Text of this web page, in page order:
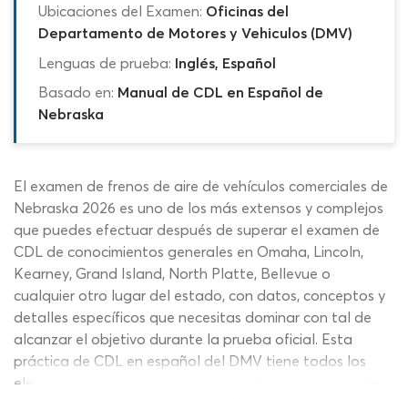
Ubicaciones del Examen: Oficinas del
Departamento de Motores y Vehiculos (DMV)
Lenguas de prueba: Inglés, Español
Basado en: Manual de CDL en Español de
Nebraska
El examen de frenos de aire de vehículos comerciales de
Nebraska 2026 es uno de los más extensos y complejos
que puedes efectuar después de superar el examen de
CDL de conocimientos generales en Omaha, Lincoln,
Kearney, Grand Island, North Platte, Bellevue o
cualquier otro lugar del estado, con datos, conceptos y
detalles específicos que necesitas dominar con tal de
alcanzar el objetivo durante la prueba oficial. Esta
práctica de CDL en español del DMV tiene todos los
elementos para enriquecer tu periodo de capacitación,